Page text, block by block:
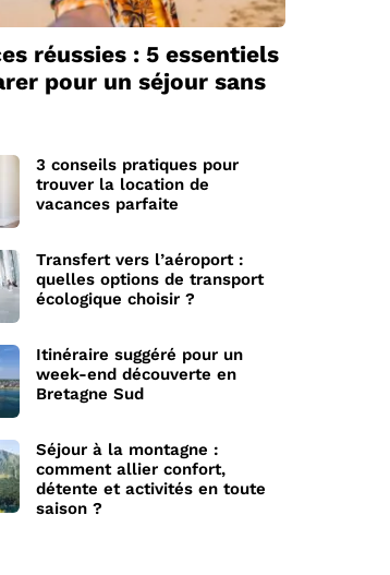
réussies : 5 essentiels
pour un séjour sans
3 conseils pratiques pour
trouver la location de
vacances parfaite
Transfert vers l’aéroport :
quelles options de transport
écologique choisir ?
Itinéraire suggéré pour un
week-end découverte en
Bretagne Sud
Séjour à la montagne :
comment allier confort,
détente et activités en toute
saison ?